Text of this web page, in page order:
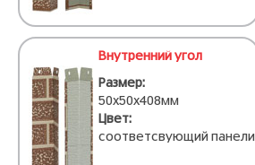
Внутренний угол
Размер:
50х50х408мм
Цвет:
соответсвующий панели